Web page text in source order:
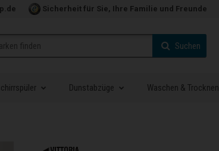
Sicherheit für Sie, Ihre Familie und Freunde
Suchen
Dunstabzüge Waschen & Trocknen